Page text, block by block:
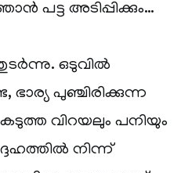
പട്ട അടിപ്പിക്കും…
ഒടുവില്‍
പുഞ്ചിരിക്കുന്ന
വിറയലും പനിയും
നിന്ന്